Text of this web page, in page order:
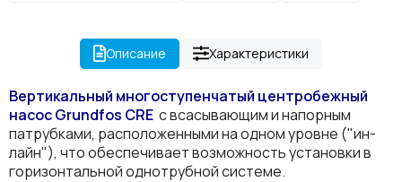
Описание Характеристики
Вертикальный многоступенчатый центробежный
насос Grundfos CRE с всасывающим и напорным
патрубками, расположенными на одном уровне ("ин-
лайн"), что обеспечивает возможность установки в
горизонтальной однотрубной системе.